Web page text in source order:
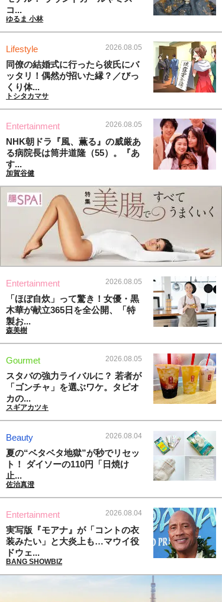
コ...
ゆるま 小林
Lifestyle 2026.08.05
同僚の結婚式に行ったら彼氏にバ
ッタリ！偶然が招いた縁？／びっ
くり体...
トシタカマサ
Entertainment 2026.08.05
NHK朝ドラ『風、薫る』の威厳あ
る病院長は筒井道隆（55）。『あ
す...
加賀谷健
Entertainment 2026.08.05
「ほぼ自炊」って驚き！女優・黒
木華が献立365日を全公開、「特
製お...
森美樹
Gourmet 2026.08.05
スタバの強力ライバルに？ 若者が
「ゴンチャ」を選ぶワケ。タピオ
カの...
スギアカツキ
Beauty 2026.08.04
夏の“ベタベタ地獄”が秒でリセッ
ト！ ダイソーの110円「日焼け
止...
佐治真澄
Entertainment 2026.08.04
実写版『モアナ』が「コントの衣
装みたい」と大炎上も…マウイ役
ドウェ...
BANG SHOWBIZ